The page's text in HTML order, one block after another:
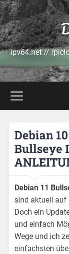
ipv64.net //
Debian
Bullseye
Debian 11
sind aktuell auf
Doch ein
und einfach
Wege und ich
einfachsten